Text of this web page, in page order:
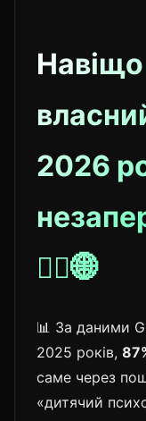
2026
👨‍⚕️🌐
📊 За даними
2025 років,
саме через
«дитячий